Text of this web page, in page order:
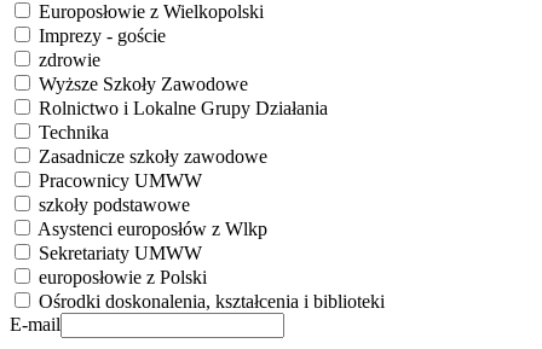
Europosłowie z Wielkopolski
Imprezy - goście
zdrowie
Wyższe Szkoły Zawodowe
Rolnictwo i Lokalne Grupy Działania
Technika
Zasadnicze szkoły zawodowe
Pracownicy UMWW
szkoły podstawowe
Asystenci europosłów z Wlkp
Sekretariaty UMWW
europosłowie z Polski
Ośrodki doskonalenia, kształcenia i biblioteki
E-mail